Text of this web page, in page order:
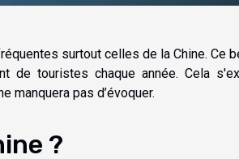
surtout celles de la Chine. Ce
de touristes chaque année. Cela
manquera pas d’évoquer.
?